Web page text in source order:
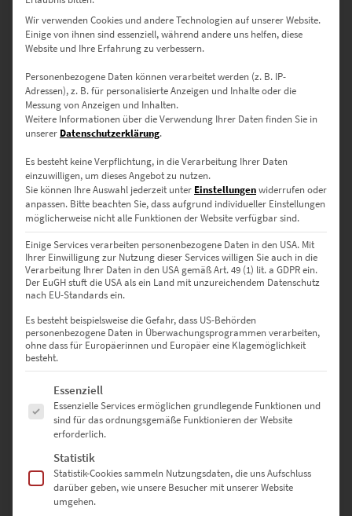
Wohnzimmer, denen du nach Feierabend über Jahre hinweg gern
begegnest? Dann treffen unsere Fotokunstwerke und Tipps ins
Schwarze. Entdecke hier exklusive Fotografien für Wohnzimmer,
Überraschend anders –
moderne Bilder von deiner
Lieblingsstadt
Fast jeder schwärmt für eine Metropole und die facettenreichen
Möglichkeiten, die sie bietet. Wenn du dich jetzt angesprochen
fühlst, hat sich deine City einen Stammplatz im Wohnzimmer
verdient. Du hast Bilder von Städten oft gesehen und sie erscheinen
dir unkreativ?
Lichteffekten oder Schwarz-Weiß-Bilder mit Farbakzenten, zum
Beispiel von:
Berlin
Hamburg
Stuttgart
Frankfurt
Progressiv sind unsere Kunstwerke, die Sehenswürdigkeiten als
Planeten inszenieren. Ein sogenanntes Kugelpanorama vermittelt,
dass die Lieblingsstadt nur ein bemerkenswerter Ort auf der Welt
ist, aber zugleich eine globale Bedeutung hat. Besonders gut
kommen dieSkyline Bilder im Großformat
Wir verwenden Cookies und andere Technologien auf unserer Website.
Einige von ihnen sind essenziell, während andere uns helfen, diese
Website und Ihre Erfahrung zu verbessern.
Personenbezogene Daten können verarbeitet werden (z. B. IP-
Adressen), z. B. für personalisierte Anzeigen und Inhalte oder die
Messung von Anzeigen und Inhalten.
Weitere Informationen über die Verwendung Ihrer Daten finden Sie in
unserer Datenschutzerklärung.
Es besteht keine Verpflichtung, in die Verarbeitung Ihrer Daten
einzuwilligen, um dieses Angebot zu nutzen.
Sie können Ihre Auswahl jederzeit unter Einstellungenwiderrufen oder
anpassen. Bitte beachten Sie, dass aufgrund individueller Einstellungen
möglicherweise nicht alle Funktionen der Website verfügbar sind.
Einige Services verarbeiten personenbezogene Daten in den USA. Mit
Ihrer Einwilligung zur Nutzung dieser Services willigen Sie auch in die
Verarbeitung Ihrer Daten in den USA gemäß Art. 49 (1) lit. a GDPR ein.
Der EuGH stuft die USA als ein Land mit unzureichendem Datenschutz
nach EU-Standards ein.
Es besteht beispielsweise die Gefahr, dass US-Behörden
personenbezogene Daten in Überwachungsprogrammen verarbeiten,
ohne dass für Europäerinnen und Europäer eine Klagemöglichkeit
besteht.
Es folgt eine Liste der Service-Gruppen, für die eine Einwilligung
Essenziell
Essenzielle Services ermöglichen grundlegende Funktionen und
sind für das ordnungsgemäße Funktionieren der Website
erforderlich.
Statistik
Statistik-Cookies sammeln Nutzungsdaten, die uns Aufschluss
darüber geben, wie unsere Besucher mit unserer Website
umgehen.